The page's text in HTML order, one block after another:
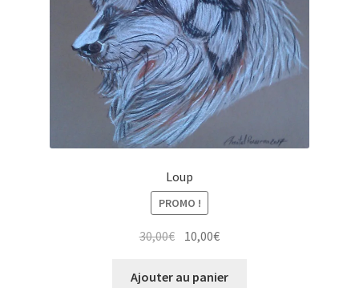
Loup
PROMO !
30,00€ Le
initial
10,00€Le
actuel
Ajouter au panier